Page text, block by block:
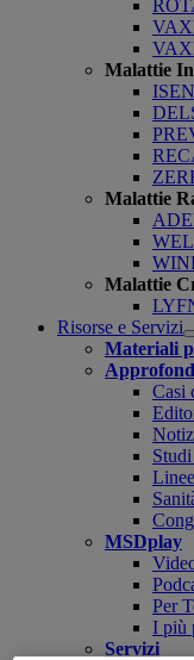
Malattie
Malattie
Malattie
Risorse e Servizi
Materiali
Casi
MSDplay
Per
I più
Servizi